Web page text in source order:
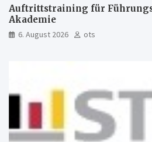
Auftrittstraining für
Akademie
6. August 2026 ots